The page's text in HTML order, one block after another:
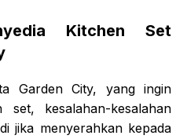
Kitchen Set
Garden City, yang ingin
set, kesalahan-kesalahan
jika menyerahkan kepada